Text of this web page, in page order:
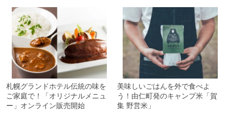
札幌グランドホテル伝統の味を
ご家庭で！「オリジナルメニュ
ー」オンライン販売開始
美味しいごはんを外で食べよ
う！由仁町発のキャンプ米「賀
集 野営米」